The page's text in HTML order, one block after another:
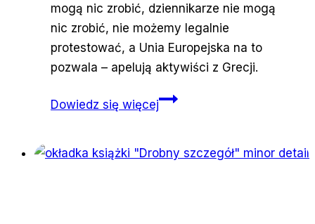
mogą nic zrobić, dziennikarze nie mogą
nic zrobić, nie możemy legalnie
protestować, a Unia Europejska na to
pozwala – apelują aktywiści z Grecji.
Dowiedz się więcejGrecja:
rośnie.